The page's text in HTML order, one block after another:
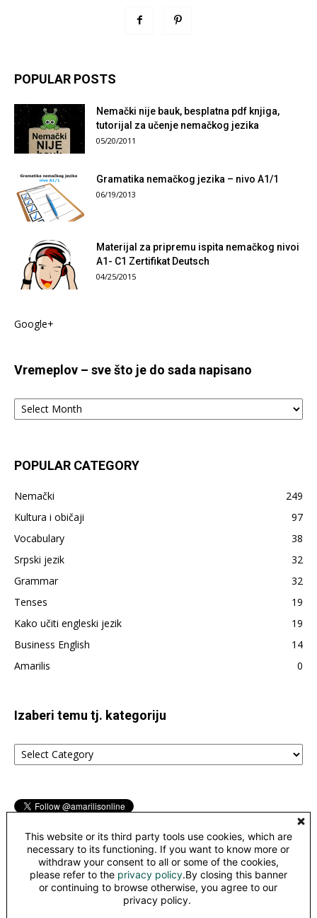
POPULAR POSTS
Nemački nije bauk, besplatna pdf knjiga,
tutorijal za učenje nemačkog jezika
05/20/2011
Gramatika nemačkog jezika – nivo A1/1
06/19/2013
Materijal za pripremu ispita nemačkog nivoi
A1- C1 Zertifikat Deutsch
04/25/2015
Google+
Vremeplov – sve što je do sada napisano
Vremeplov
do
napisano
POPULAR CATEGORY
Nemački
249
Kultura i običaji
97
Vocabulary
38
Srpski jezik
32
Grammar
32
Tenses
19
Kako učiti engleski jezik
19
Business English
14
Amarilis
0
Izaberi temu tj. kategoriju
Izaberi
temu
©
This work is licensed under aCreative Commons Attribution-
NonCommercial-NoDerivatives 4.0 International License
This website or its third party tools use cookies, which are
necessary to its functioning. If you want to know more or
withdraw your consent to all or some of the cookies,
please refer to the privacy policy.By closing this banner
or continuing to browse otherwise, you agree to our
privacy policy.